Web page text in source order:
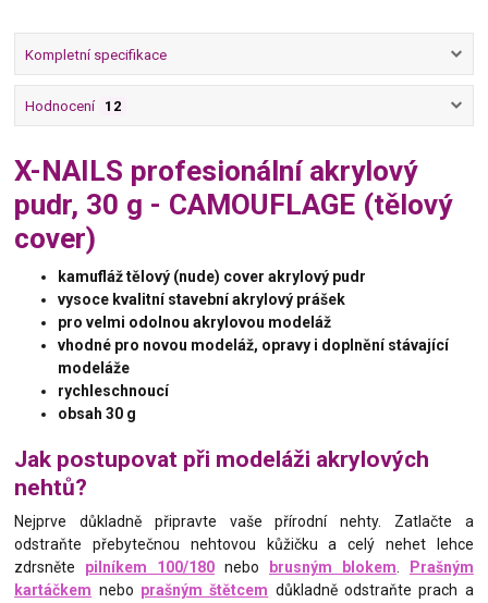
Kompletní specifikace
Hodnocení 12
X-NAILS profesionální akrylový
pudr, 30 g - CAMOUFLAGE (tělový
cover)
kamufláž tělový (nude) cover akrylový pudr
vysoce kvalitnístavebníakrylový prášek
pro velmi odolnou akrylovou modeláž
vhodné pro novou modeláž, opravy i doplnění stávající
modeláže
rychleschnoucí
obsah 30 g
Jak postupovat při modeláži akrylových
nehtů?
Nejprve důkladně připravte vaše přírodní nehty. Zatlačte a
odstraňte přebytečnou nehtovou kůžičku a celý nehet lehce
zdrsněte pilníkem 100/180 nebo brusným blokem.
Prašným
kartáčkem nebo prašným štětcem důkladně odstraňte prach a